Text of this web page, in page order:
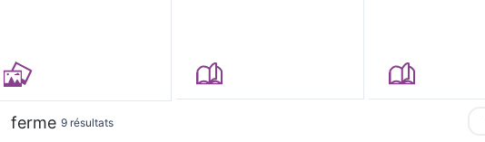
ferme 9 résultats